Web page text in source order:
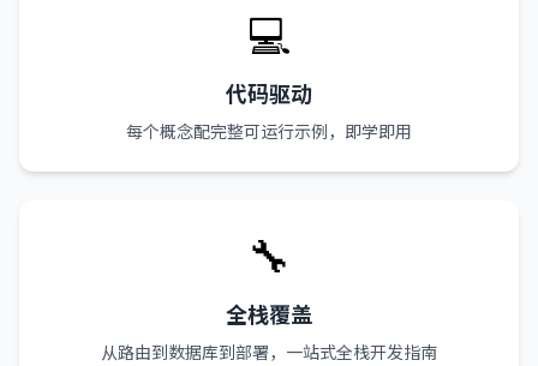
💻
代码驱动
每个概念配完整可运行示例，即学即用
🔧
全栈覆盖
从路由到数据库到部署，一站式全栈开发指南